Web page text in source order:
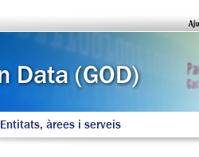
Entitats, àrees i serveis